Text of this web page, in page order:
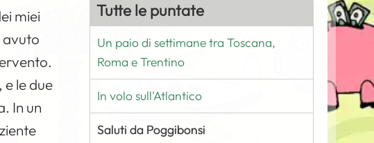
miei
avuto
le due
In un
Tutte le puntate
Un paio di settimane tra Toscana,
Roma e Trentino
In volo sull'Atlantico
Saluti da Poggibonsi